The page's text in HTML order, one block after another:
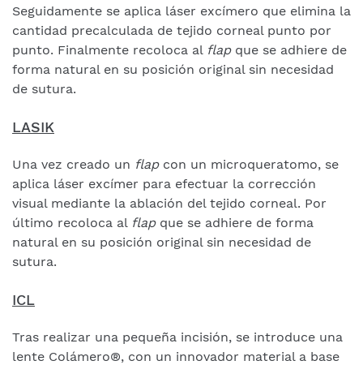
Seguidamente se aplica láser excímero que elimina la
cantidad precalculada de tejido corneal punto por
punto. Finalmente recoloca al flapque se adhiere de
forma natural en su posición original sin necesidad
de sutura.
LASIK
Una vez creado un flapcon un microqueratomo, se
aplica láser excímer para efectuar la corrección
visual mediante la ablación del tejido corneal. Por
último recoloca al flapque se adhiere de forma
natural en su posición original sin necesidad de
sutura.
ICL
Tras realizar una pequeña incisión, se introduce una
lente Colámero®, con un innovador material a base